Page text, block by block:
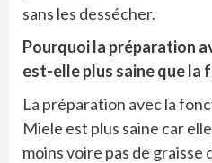
sans les dessécher.
Pourquoi la préparation
est-elle plus saine que
La préparation avec la
Miele est plus saine car
moins voire pas de graisse